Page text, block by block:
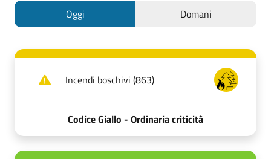
Oggi Domani
Incendi boschivi (863)
Codice Giallo - Ordinaria criticità